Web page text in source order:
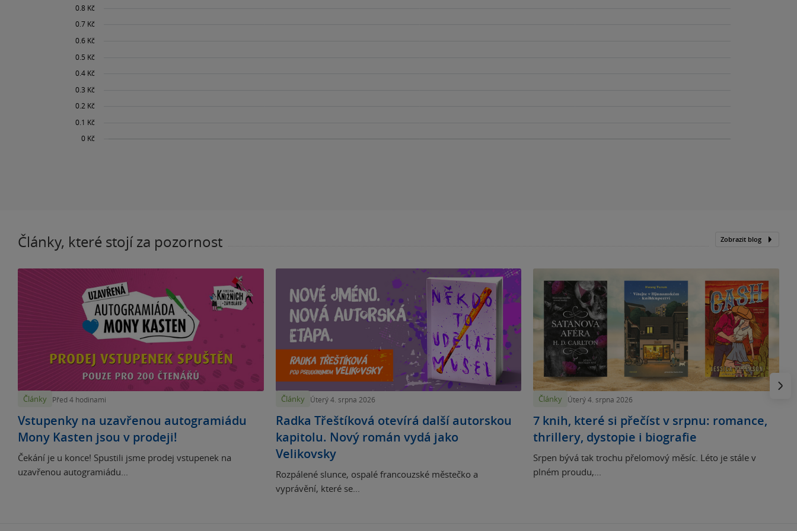
Články, které stojí za pozornost Zobrazit blog
Články Před 4 hodinami
Vstupenky na uzavřenou autogramiádu
Mony Kasten jsou v prodeji!
Čekání je u konce! Spustili jsme prodej vstupenek na
uzavřenou autogramiádu...
Články Úterý 4. srpna 2026
Radka Třeštíková otevírá další autorskou
kapitolu. Nový román vydá jako
Velikovsky
Rozpálené slunce, ospalé francouzské městečko a
vyprávění, které se...
Články Úterý 4. srpna 2026
7 knih, které si přečíst v srpnu: romance,
thrillery, dystopie i biografie
Srpen bývá tak trochu přelomový měsíc. Léto je stále v
plném proudu,...